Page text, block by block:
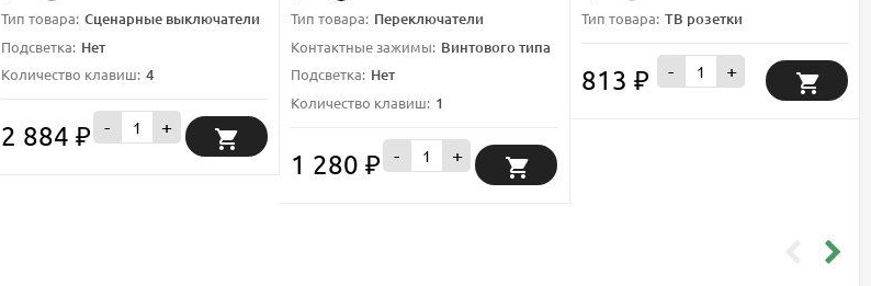
Тип товара: Сценарные выключатели
Подсветка: Нет
Количество клавиш: 4
2 884 ₽ - +
Тип товара: Переключатели
Контактные зажимы: Винтового типа
Подсветка: Нет
Количество клавиш: 1
1 280₽ - +
Тип товара: ТВ розетки
813₽ - +